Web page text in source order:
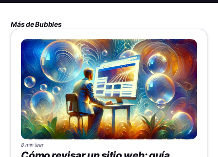
Más de Bubbles
8 min leer